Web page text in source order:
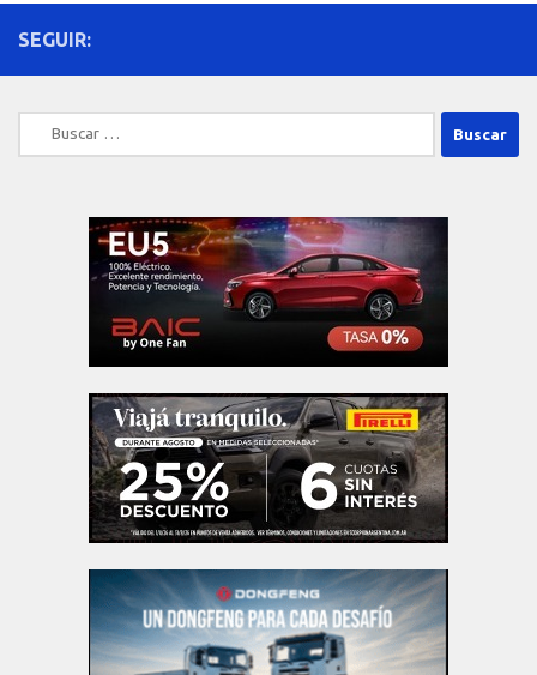
SEGUIR:
Buscar: